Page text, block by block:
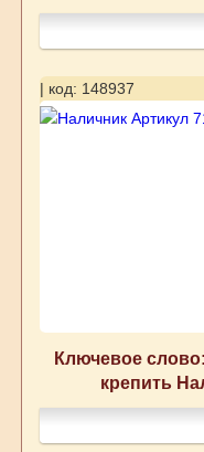
| код: 148937
Ключевое
крепить